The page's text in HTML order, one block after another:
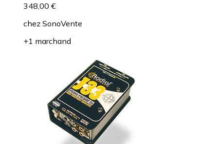
348,00 €
chez SonoVente
+1 marchand